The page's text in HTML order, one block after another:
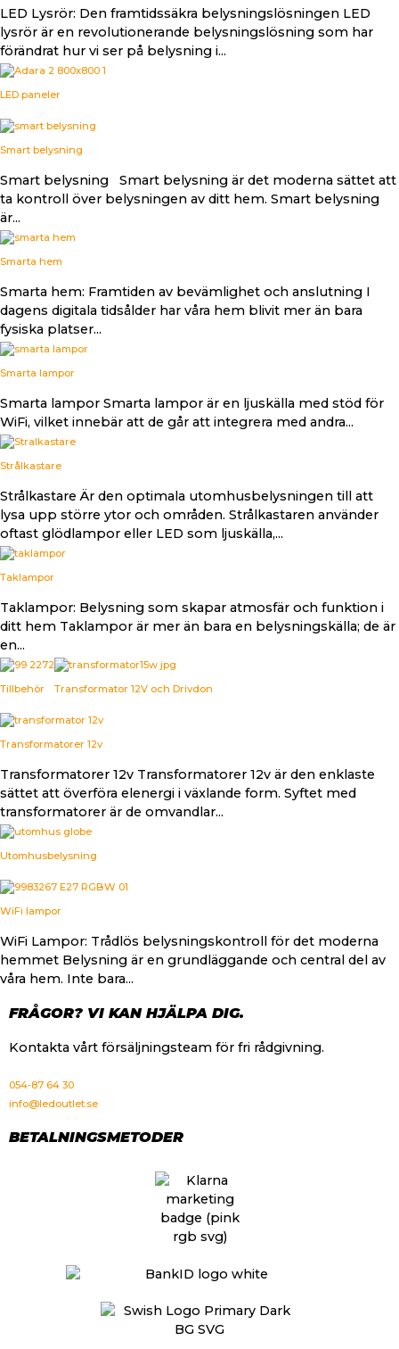
LED Lysrör: Den framtidssäkra belysningslösningen LED
lysrör är en revolutionerande belysningslösning som har
förändrat hur vi ser på belysning i...
LED paneler
Smart belysning
Smart belysning Smart belysning är det moderna sättet att
ta kontroll över belysningen av ditt hem. Smart belysning
är...
Smarta hem
Smarta hem: Framtiden av bevämlighet och anslutning I
dagens digitala tidsålder har våra hem blivit mer än bara
fysiska platser...
Smarta lampor
Smarta lampor Smarta lampor är en ljuskälla med stöd för
WiFi, vilket innebär att de går att integrera med andra...
Strålkastare
Strålkastare Är den optimala utomhusbelysningen till att
lysa upp större ytor och områden. Strålkastaren använder
oftast glödlampor eller LED som ljuskälla,...
Taklampor
Taklampor: Belysning som skapar atmosfär och funktion i
ditt hem Taklampor är mer än bara en belysningskälla; de är
en...
Tillbehör Transformator 12V och Drivdon
Transformatorer 12v
Transformatorer 12v Transformatorer 12v är den enklaste
sättet att överföra elenergi i växlande form. Syftet med
transformatorer är de omvandlar...
Utomhusbelysning
WiFi lampor
WiFi Lampor: Trådlös belysningskontroll för det moderna
hemmet Belysning är en grundläggande och central del av
våra hem. Inte bara...
FRÅGOR? VI KAN HJÄLPA DIG.
Kontakta vårt försäljningsteam för fri rådgivning.
054-87 64 30
info@ledoutlet.se
BETALNINGSMETODER